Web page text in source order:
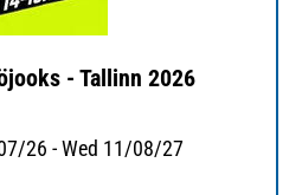
- Tallinn 2026
26 - Wed 11/08/27